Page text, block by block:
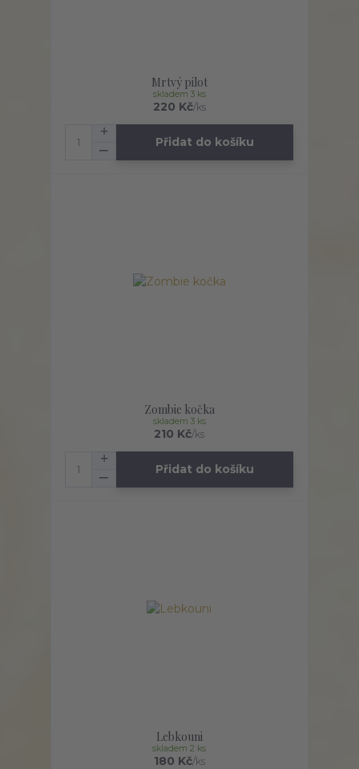
Mrtvý pilot
220 Kč/ks
skladem 3 ks
Přidat do košíku
Zombie kočka
210 Kč/ks
skladem 3 ks
Přidat do košíku
Lebkouni
180 Kč/ks
skladem 2 ks